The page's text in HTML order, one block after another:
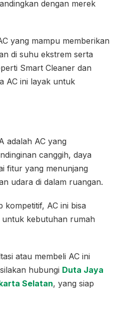
dengan merek
yang mampu memberikan
di suhu ekstrem serta
Smart Cleaner dan
AC ini layak untuk
adalah AC yang
canggih, daya
fitur yang menunjang
udara di dalam ruangan.
kompetitif, AC ini bisa
untuk kebutuhan rumah
atau membeli AC ini
hubungi Duta Jaya
Selatan, yang siap